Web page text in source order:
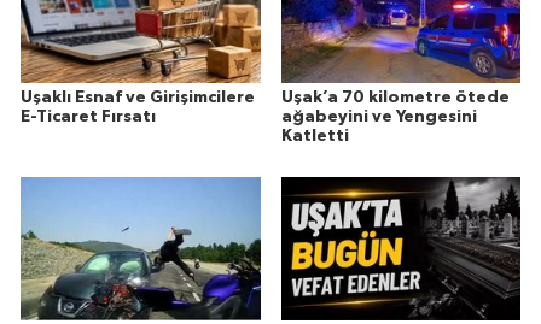
Uşaklı Esnaf ve Girişimcilere
E-Ticaret Fırsatı
Uşak’a 70 kilometre ötede
ağabeyini ve Yengesini
Katletti